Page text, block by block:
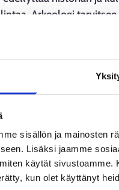
sisällön ja mainosten
Lisäksi jaamme
käytät
kun olet käyttänyt
Arkeologi